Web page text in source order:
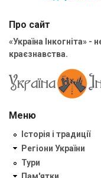
Про сайт
«Україна Інкогніта» -
краєзнавства.
Меню
Історія і традиції
Регіони України
Тури